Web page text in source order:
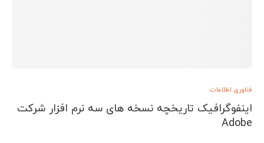
فناوری اطلاعات
اینفوگرافیک تاریخچه نسخه های سه نرم افزار شرکت
Adobe